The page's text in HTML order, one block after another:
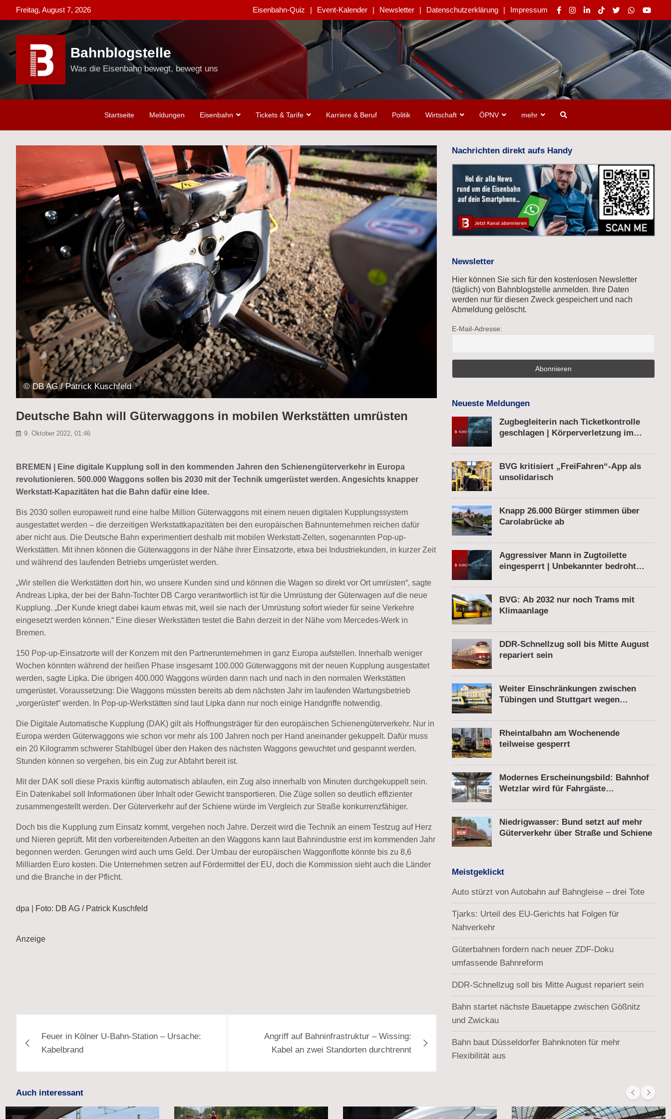
to
content
Freitag, August 7, 2026 Eisenbahn-Quiz Event-Kalender Newsletter Datenschutzerklärung Impressum
Bahnblogstelle
Was die Eisenbahn bewegt, bewegt uns
Startseite Meldungen Eisenbahn Tickets & Tarife Karriere & Beruf Politik Wirtschaft ÖPNV mehr
© DB AG / Patrick Kuschfeld
Deutsche Bahn will Güterwaggons in mobilen Werkstätten umrüsten
9. Oktober 2022, 01:46
BREMEN | Eine digitale Kupplung soll in den kommenden Jahren den Schienengüterverkehr in Europa
revolutionieren. 500.000 Waggons sollen bis 2030 mit der Technik umgerüstet werden. Angesichts knapper
Werkstatt-Kapazitäten hat die Bahn dafür eine Idee.
Bis 2030 sollen europaweit rund eine halbe Million Güterwaggons mit einem neuen digitalen Kupplungssystem
ausgestattet werden – die derzeitigen Werkstattkapazitäten bei den europäischen Bahnunternehmen reichen dafür
aber nicht aus. Die Deutsche Bahn experimentiert deshalb mit mobilen Werkstatt-Zelten, sogenannten Pop-up-
Werkstätten. Mit ihnen können die Güterwaggons in der Nähe ihrer Einsatzorte, etwa bei Industriekunden, in kurzer Zeit
und während des laufenden Betriebs umgerüstet werden.
„Wir stellen die Werkstätten dort hin, wo unsere Kunden sind und können die Wagen so direkt vor Ort umrüsten“, sagte
Andreas Lipka, der bei der Bahn-Tochter DB Cargo verantwortlich ist für die Umrüstung der Güterwagen auf die neue
Kupplung. „Der Kunde kriegt dabei kaum etwas mit, weil sie nach der Umrüstung sofort wieder für seine Verkehre
eingesetzt werden können.“ Eine dieser Werkstätten testet die Bahn derzeit in der Nähe vom Mercedes-Werk in
Bremen.
150 Pop-up-Einsatzorte will der Konzern mit den Partnerunternehmen in ganz Europa aufstellen. Innerhalb weniger
Wochen könnten während der heißen Phase insgesamt 100.000 Güterwaggons mit der neuen Kupplung ausgestattet
werden, sagte Lipka. Die übrigen 400.000 Waggons würden dann nach und nach in den normalen Werkstätten
umgerüstet. Voraussetzung: Die Waggons müssten bereits ab dem nächsten Jahr im laufenden Wartungsbetrieb
„vorgerüstet“ werden. In Pop-up-Werkstätten sind laut Lipka dann nur noch einige Handgriffe notwendig.
Die Digitale Automatische Kupplung (DAK) gilt als Hoffnungsträger für den europäischen Schienengüterverkehr. Nur in
Europa werden Güterwaggons wie schon vor mehr als 100 Jahren noch per Hand aneinander gekuppelt. Dafür muss
ein 20 Kilogramm schwerer Stahlbügel über den Haken des nächsten Waggons gewuchtet und gespannt werden.
Stunden können so vergehen, bis ein Zug zur Abfahrt bereit ist.
Mit der DAK soll diese Praxis künftig automatisch ablaufen, ein Zug also innerhalb von Minuten durchgekuppelt sein.
Ein Datenkabel soll Informationen über Inhalt oder Gewicht transportieren. Die Züge sollen so deutlich effizienter
zusammengestellt werden. Der Güterverkehr auf der Schiene würde im Vergleich zur Straße konkurrenzfähiger.
Doch bis die Kupplung zum Einsatz kommt, vergehen noch Jahre. Derzeit wird die Technik an einem Testzug auf Herz
und Nieren geprüft. Mit den vorbereitenden Arbeiten an den Waggons kann laut Bahnindustrie erst im kommenden Jahr
begonnen werden. Gerungen wird auch ums Geld. Der Umbau der europäischen Waggonflotte könnte bis zu 8,6
Milliarden Euro kosten. Die Unternehmen setzen auf Fördermittel der EU, doch die Kommission sieht auch die Länder
und die Branche in der Pflicht.
dpa | Foto: DB AG / Patrick Kuschfeld
Anzeige
Feuer in Kölner U-Bahn-Station – Ursache:
Kabelbrand
Angriff auf Bahninfrastruktur – Wissing:
Kabel an zwei Standorten durchtrennt
Nachrichten direkt aufs Handy
Newsletter
Hier können Sie sich für den kostenlosen Newsletter
(täglich) von Bahnblogstelle anmelden. Ihre Daten
werden nur für diesen Zweck gespeichert und nach
Abmeldung gelöscht.
E-Mail-Adresse:
Neueste Meldungen
Zugbegleiterin nach Ticketkontrolle
geschlagen | Körperverletzung im
Pistole am Bahnhof
BVG kritisiert „FreiFahren“-App als
unsolidarisch
Knapp 26.000 Bürger stimmen über
Carolabrücke ab
Aggressiver Mann in Zugtoilette
eingesperrt | Unbekannter bedroht
gesprengt
BVG: Ab 2032 nur noch Trams mit
Klimaanlage
DDR-Schnellzug soll bis Mitte August
repariert sein
Weiter Einschränkungen zwischen
Tübingen und Stuttgart wegen
Rheintalbahn am Wochenende
teilweise gesperrt
Modernes Erscheinungsbild: Bahnhof
Wetzlar wird für Fahrgäste
Niedrigwasser: Bund setzt auf mehr
Güterverkehr über Straße und Schiene
Meistgeklickt
Auto stürzt von Autobahn auf Bahngleise – drei Tote
Tjarks: Urteil des EU-Gerichts hat Folgen für
Nahverkehr
Güterbahnen fordern nach neuer ZDF-Doku
umfassende Bahnreform
DDR-Schnellzug soll bis Mitte August repariert sein
Bahn startet nächste Bauetappe zwischen Gößnitz
und Zwickau
Bahn baut Düsseldorfer Bahnknoten für mehr
Flexibilität aus
Auch interessant